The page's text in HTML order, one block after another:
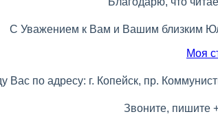
С Уважением к Вам и Вашим близким
Моя
Вас по адресу: г. Копейск, пр.
Звоните, пишите